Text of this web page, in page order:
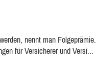
nennt man Folgeprämie.
für Versicherer und Versi...